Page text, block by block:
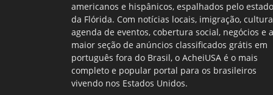
americanos e hispânicos, espalhados pelo estado
da Flórida. Com notícias locais, imigração,
agenda de eventos, cobertura social, negócios e a
maior seção de anúncios classificados grátis em
português fora do Brasil, o AcheiUSA é o mais
completo e popular portal para os brasileiros
vivendo nos Estados Unidos.